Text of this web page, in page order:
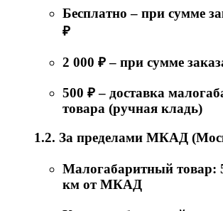
Бесплатно – при сумме
₽
2 000 ₽ – при сумме
500 ₽ – доставка
товара (ручная кладь)
1.2. За пределами МКАД
Малогабаритный товар:
км от МКАД